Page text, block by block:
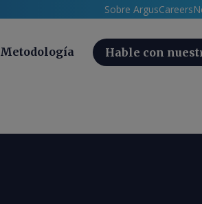
Sobre ArgusCareers
Metodología Hable con